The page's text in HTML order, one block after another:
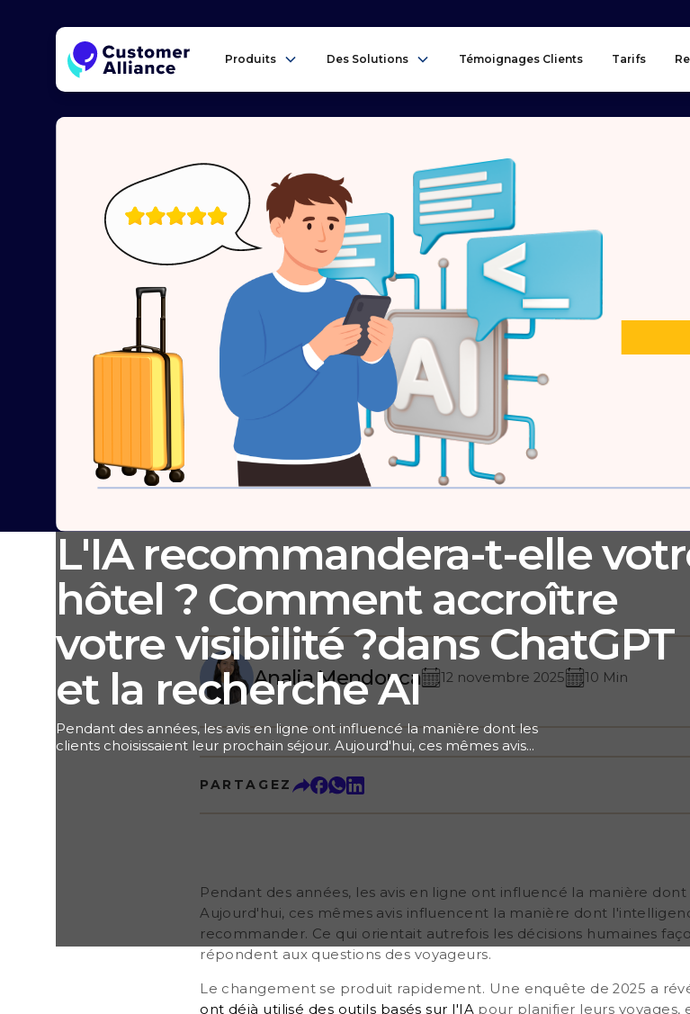
Produits Des Solutions Témoignages Clients Tarifs
L'IA recommandera-t-elle
hôtel ? Comment accroître
votre visibilité ?dans ChatGPT
et la recherche AI
Pendant des années, les avis en ligne ont influencé la manière dont les
clients choisissaient leur prochain séjour. Aujourd'hui, ces mêmes avis
recommander. Ce qui orientait autrefois les décisions humaines façonne
désormais les algorithmes de l'IA qui répondent aux questions des
hôtels familiaux à Marseille ? » « Quels hôtels à Florence disposent de
chambres calmes pour le travail à distance ? » « Quels sont les meilleurs
hôtels en Allemagne pour un week-end romantique
Analia Mendonca 12 novembre 2025 10 Min
PARTAGEZ
Pendant des années, les avis en ligne ont influencé la manière
Aujourd'hui, ces mêmes avis influencent la manière dont
recommander. Ce qui orientait autrefois les décisions humaines
répondent aux questions des voyageurs.
Le changement se produit rapidement. Une enquête de 2025 a
ont déjà utilisé des outils basés sur l'IApour planifier leurs voyages,